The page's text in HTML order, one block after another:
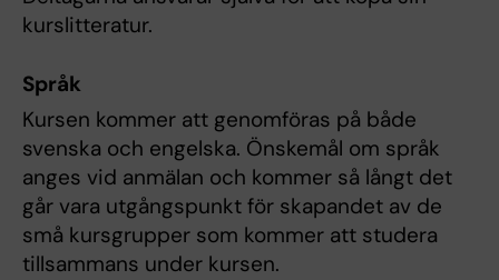
kurslitteratur.
Språk
Kursen kommer att genomföras på både
svenska och engelska. Önskemål om språk
anges vid anmälan och kommer så långt det
går vara utgångspunkt för skapandet av de
små kursgrupper som kommer att studera
tillsammans under kursen.